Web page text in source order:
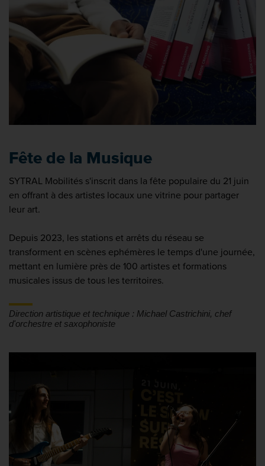
Fête de la Musique
SYTRAL Mobilités s'inscrit dans la fête populaire du 21 juin
en offrant à des artistes locaux une vitrine pour partager
leur art.
Depuis 2023, les stations et arrêts du réseau se
transforment en scènes ephémères le temps d'une journée,
mettant en lumière près de 100 artistes et formations
musicales issus de tous les territoires.
Direction artistique et technique : Michael Castrichini, chef
d'orchestre et saxophoniste